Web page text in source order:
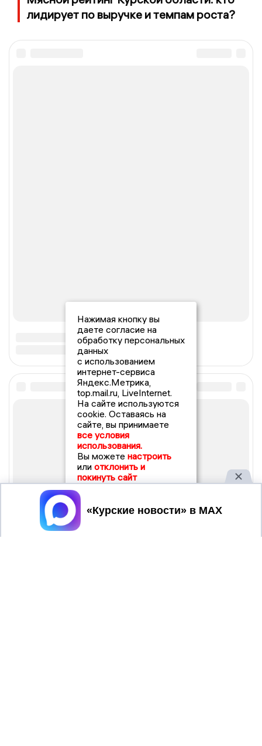
лидирует по выручке и темпам роста?
Нажимая кнопку вы
даете согласие на
обработку персональных
данных
с использованием
интернет-сервиса
Яндекс.Метрика,
top.mail.ru, LiveInternet.
На сайте используются
cookie. Оставаясь на
сайте, вы принимаете
все условия
использования.
Вы можете настроить
или отклонить и
покинуть сайт
Принять